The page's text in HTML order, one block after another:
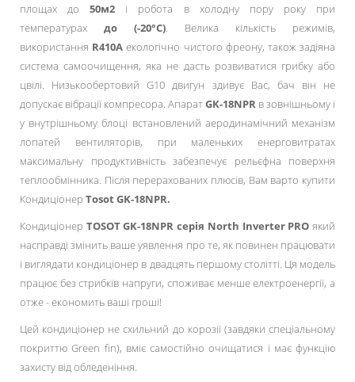
площах до50м2 і робота в холодну пору року при
температурах до (-20°C). Велика кількість режимів,
використання R410A екологічно чистого фреону, також задіяна
система самоочищення, яка не дасть розвиватися грибку або
цвілі. Низькообертовий G10 двигун здивує Вас, бач він не
допускає вібрації компресора. АпаратGK-18NPR в зовнішньому і
у внутрішньому блоці встановлений аеродинамічний механізм
лопатей вентиляторів, при маленьких енерговитратах
максимальну продуктивність забезпечує рельєфна поверхня
теплообмінника. Після перерахованих плюсів, Вам варто купити
Кондиціонер Tosot GK-18NPR.
Кондиціонер TOSOT GK-18NPR серія North Inverter PRO який
насправді змінить ваше уявлення про те, як повинен працювати
і виглядати кондиціонер в двадцять першому столітті. Ця модель
працює без стрибків напруги, споживає менше електроенергії, а
отже - економить ваші гроші!
Цей кондиціонер не схильний до корозії (завдяки спеціальному
покриттю Green fin), вміє самостійно очищатися і має функцію
захисту від обледеніння.